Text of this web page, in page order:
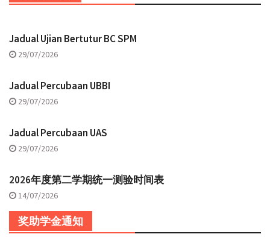
Jadual Ujian Bertutur BC SPM
29/07/2026
Jadual Percubaan UBBI
29/07/2026
Jadual Percubaan UAS
29/07/2026
2026年度第二学期统一测验时间表
14/07/2026
奖助学金通知